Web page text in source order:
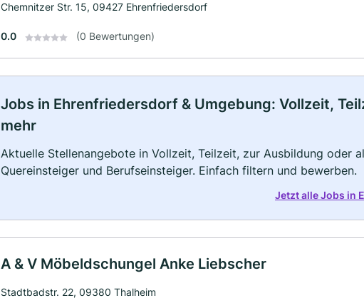
Chemnitzer Str. 15, 09427 Ehrenfriedersdorf
0.0 (0 Bewertungen)
Jobs in Ehrenfriedersdorf & Umgebung: Vollzeit,
mehr
Aktuelle Stellenangebote in Vollzeit, Teilzeit, zur Ausbildung oder
Quereinsteiger und Berufseinsteiger. Einfach filtern und bewerben.
Jetzt alle Jobs in
A & V Möbeldschungel Anke Liebscher
Stadtbadstr. 22, 09380 Thalheim